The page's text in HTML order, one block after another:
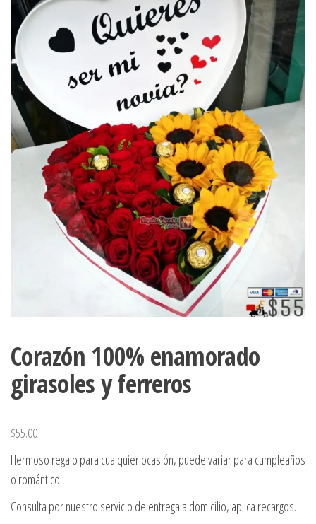
Corazón 100% enamorado
girasoles y ferreros
$55.00
Hermoso regalo para cualquier ocasión, puede variar para cumpleaños
o romántico.
Consulta por nuestro servicio de entrega a domicilio, aplica recargos.